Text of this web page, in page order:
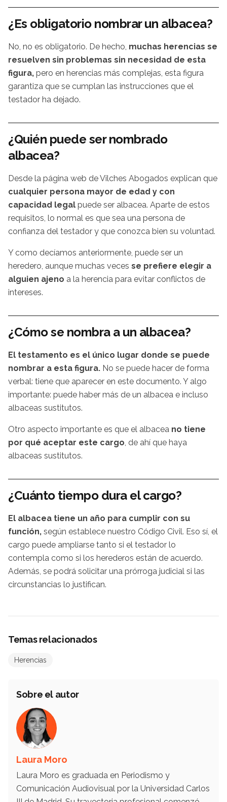
¿Es obligatorio nombrar un albacea?
No, no es obligatorio. De hecho, muchas herencias se
resuelven sin problemas sin necesidad de esta
figura, pero en herencias más complejas, esta figura
garantiza que se cumplan las instrucciones que el
testador ha dejado.
¿Quién puede ser nombrado
albacea?
Desde la página web de Vilches Abogados explican que
cualquier persona mayor de edad y con
capacidad legal puede ser albacea. Aparte de estos
requisitos, lo normal es que sea una persona de
confianza del testador y que conozca bien su voluntad.
Y como decíamos anteriormente, puede ser un
heredero, aunque muchas veces se prefiere elegir a
alguien ajeno a la herencia para evitar conflictos de
intereses.
¿Cómo se nombra a un albacea?
El testamento es el único lugar donde se puede
nombrar a esta figura. No se puede hacer de forma
verbal: tiene que aparecer en este documento. Y algo
importante: puede haber más de un albacea e incluso
albaceas sustitutos.
Otro aspecto importante es que el albacea no tiene
por qué aceptar este cargo, de ahí que haya
albaceas sustitutos.
¿Cuánto tiempo dura el cargo?
El albacea tiene un año para cumplir con su
función, según establece nuestro Código Civil. Eso sí, el
cargo puede ampliarse tanto si el testador lo
contempla como si los herederos están de acuerdo.
Además, se podrá solicitar una prórroga judicial si las
circunstancias lo justifican.
Temas relacionados
Herencias
Sobre el autor
Laura Moro
Laura Moro es graduada en Periodismo y
Comunicación Audiovisual por la Universidad Carlos